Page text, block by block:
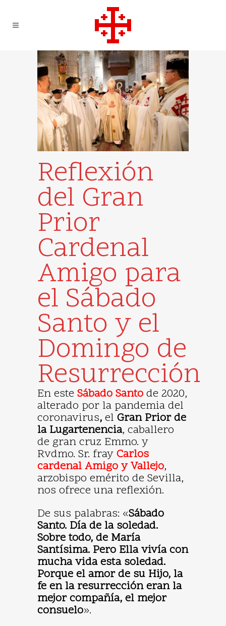
Reflexión
del Gran
Prior
Cardenal
Amigo para
el Sábado
Santo y el
Domingo de
Resurrección
En este Sábado Santo de 2020,
alterado por la pandemia del
coronavirus, el Gran Prior de
la Lugartenencia, caballero
de gran cruz Emmo. y
Rvdmo. Sr. fray Carlos
cardenal Amigo y Vallejo,
arzobispo emérito de Sevilla,
nos ofrece una reflexión.
De sus palabras: «Sábado
Santo. Día de la soledad.
Sobre todo, de María
Santísima. Pero Ella vivía con
mucha vida esta soledad.
Porque el amor de su Hijo, la
fe en la resurrección eran la
mejor compañía, el mejor
consuelo».